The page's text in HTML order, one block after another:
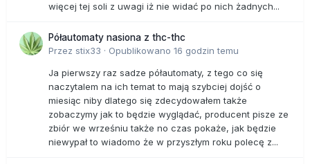
więcej tej soli z uwagi iż nie widać po nich żadnych...
Półautomaty nasiona z thc-thc
Przez stix33 · Opublikowano 16 godzin temu
Ja pierwszy raz sadze półautomaty, z tego co się
naczytalem na ich temat to mają szybciej dojść o
miesiąc niby dlatego się zdecydowałem także
zobaczymy jak to będzie wyglądać, producent pisze ze
zbiór we wrześniu także no czas pokaże, jak będzie
niewypał to wiadomo że w przyszłym roku polecę z...